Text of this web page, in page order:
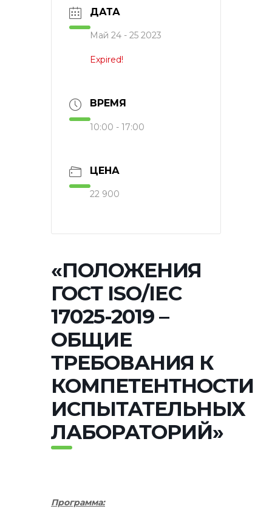
ДАТА
Май 24 - 25 2023
Expired!
ВРЕМЯ
10:00 - 17:00
ЦЕНА
22 900
«ПОЛОЖЕНИЯ
ГОСТ ISO/IEC
17025-2019 –
ОБЩИЕ
ТРЕБОВАНИЯ К
КОМПЕТЕНТНОСТИ
ИСПЫТАТЕЛЬНЫХ
ЛАБОРАТОРИЙ»
Программа: